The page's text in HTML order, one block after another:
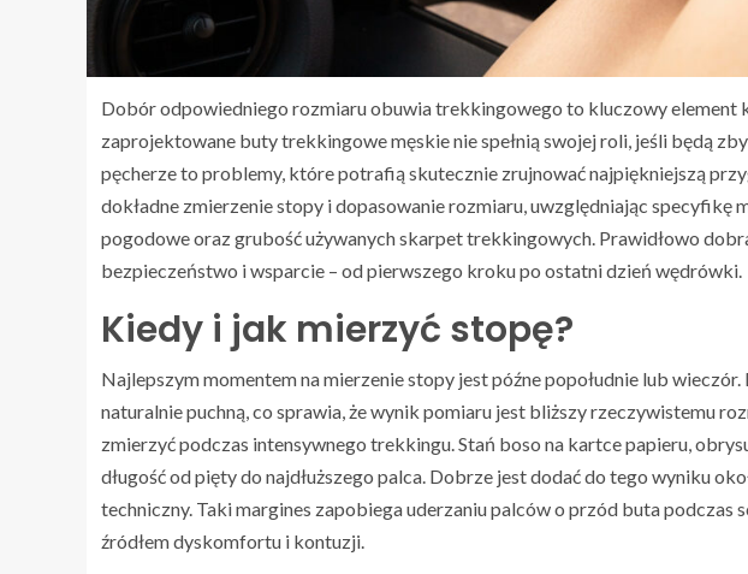
Dobór odpowiedniego rozmiaru obuwia trekkingowego to kluczowy element
zaprojektowane buty trekkingowe męskie nie spełnią swojej roli, jeśli będą
pęcherze to problemy, które potrafią skutecznie zrujnować najpiękniejszą
dokładne zmierzenie stopy i dopasowanie rozmiaru, uwzględniając specyfikę
pogodowe oraz grubość używanych skarpet trekkingowych. Prawidłowo
bezpieczeństwo i wsparcie – od pierwszego kroku po ostatni dzień wędrówki.
Kiedy i jak mierzyć stopę?
Najlepszym momentem na mierzenie stopy jest późne popołudnie lub
naturalnie puchną, co sprawia, że wynik pomiaru jest bliższy rzeczywistemu
zmierzyć podczas intensywnego trekkingu. Stań boso na kartce papieru,
długość od pięty do najdłuższego palca. Dobrze jest dodać do tego wyniku
techniczny. Taki margines zapobiega uderzaniu palców o przód buta podczas
źródłem dyskomfortu i kontuzji.